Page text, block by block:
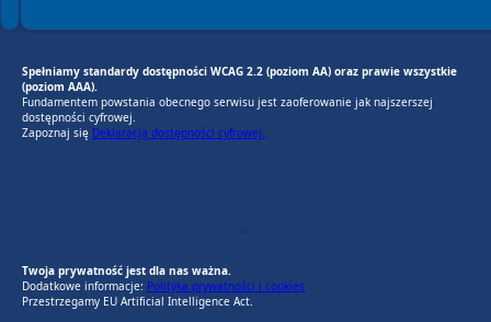
Spełniamy standardy dostępności WCAG 2.2 (poziom AA) oraz prawie wszystkie
(poziom AAA).
Fundamentem powstania obecnego serwisu jest zaoferowanie jak najszerszej
dostępności cyfrowej.
Zapoznaj się Deklaracją dostępności cyfrowej.
Twoja prywatność jest dla nas ważna.
Dodatkowe informacje: Polityka prywatności i cookies
Przestrzegamy EU Artificial Intelligence Act.